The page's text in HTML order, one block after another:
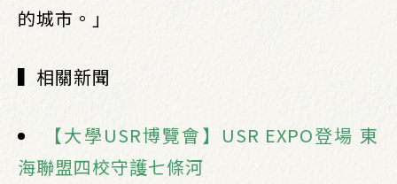
的城市。」
▍相關新聞
【大學USR博覽會】USR EXPO登場 東
海聯盟四校守護七條河